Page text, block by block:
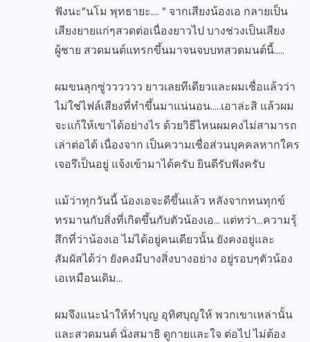
ฟังนะ”นโม พุทธายะ…. ” จากเสียงน้องเอ กลายเป็น
เสียงยายแก่ๆสวดต่อเนื่องยาวไป บางช่วงเป็นเสียง
ผู้ชาย สวดมนต์แทรกขึ้นมาจนจบบทสวดมนต์นี้…..
ผมขนลุกซู่วววววว ยาวเลยทีเดียวและผมเชื่อแล้วว่า
ไม่ใช่ไฟล์เสียงที่ทำขึ้นมาแน่นอน…..เอาล่ะสิ แล้วผม
จะแก้ให้เขาได้อย่างไร ด้วยวิธีไหนผมคงไม่สามารถ
เล่าต่อได้ เนื่องจาก เป็นความเชื่อส่วนบุคคลหากใคร
เจอรึเป็นอยู่ แจ้งเข้ามาได้ครับ ยินดีรับฟังครับ
แม้ว่าทุกวันนี้ น้องเอจะดีขึ้นแล้ว หลังจากทนทุกข์
ทรมานกับสิ่งที่เกิดขึ้นกับตัวน้องเอ… แต่ทว่า…ความรุ้
สึกที่ว่าน้องเอ ไม่ได้อยู่คนเดียวนั้น ยังคงอยู่และ
สัมผัสได้ว่า ยังคงมีบางสิ่งบางอย่าง อยู่รอบๆตัวน้อง
เอเหมือนเดิม…
ผมจึงแนะนำให้ทำบุญ อุทิศบุญให้ พวกเขาเหล่านั้น
และสวดมนต์ นั่งสมาธิ ดูกายและใจ ต่อไป ไม่ต้อง